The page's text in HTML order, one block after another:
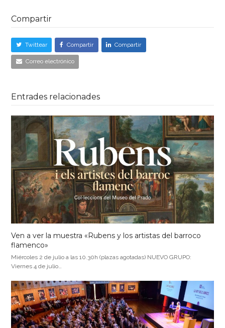
Compartir
Twittear Compartir Compartir
Correo electrónico
Entrades relacionades
Ven a ver la muestra «Rubens y los artistas del barroco
flamenco»
Miércoles 2 de julio a las 10.30h (plazas agotadas) NUEVO GRUPO:
Viernes 4 de julio…